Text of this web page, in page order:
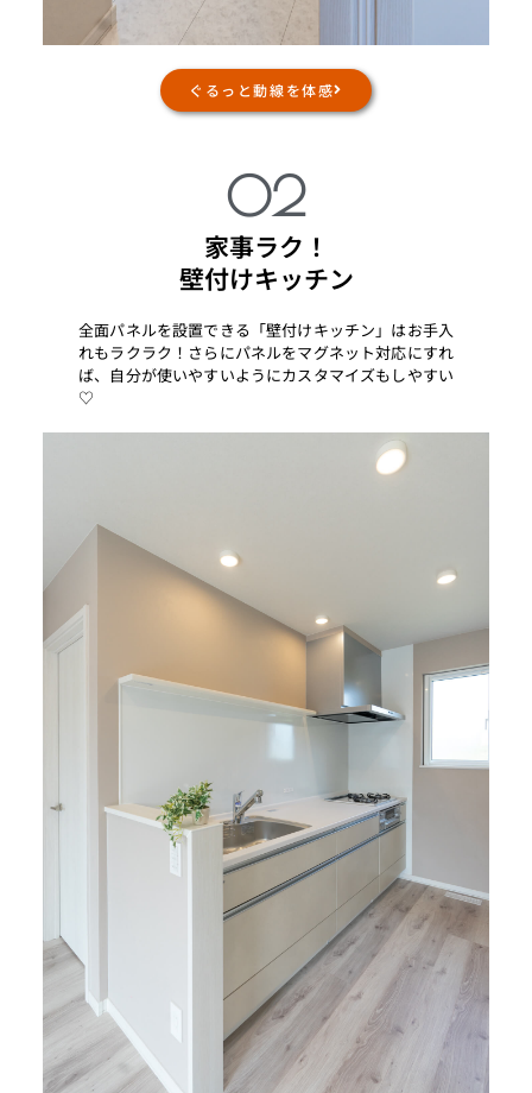
ぐるっと動線を体感
02
家事ラク！
壁付けキッチン
全面パネルを設置できる「壁付けキッチン」はお手入
れもラクラク！さらにパネルをマグネット対応にすれ
ば、自分が使いやすいようにカスタマイズもしやすい
♡